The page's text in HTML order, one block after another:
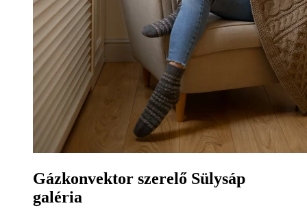
Gázkonvektor szerelő Sülysáp
galéria